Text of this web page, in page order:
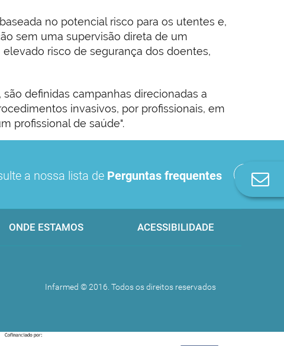
no potencial risco para os utentes e,
sem uma supervisão direta de um
risco de segurança dos doentes,
definidas campanhas direcionadas a
invasivos, por profissionais, em
profissional de saúde".
a nossa lista de Perguntas frequentes
ONDE ESTAMOS ACESSIBILIDADE
Infarmed © 2016. Todos os direitos reservados